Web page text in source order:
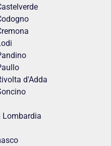
d'Adda
Lombardia